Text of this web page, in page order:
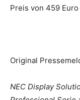
Preis von 459
Original
NEC Display